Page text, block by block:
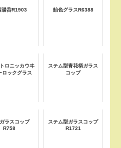
湯呑R1903 飴色グラスR6388
ロニッカウヰ
ロックグラス
ステム型青花柄ガラス
コップ
ラスコップ
R758
ステム型ガラスコップ
R1721